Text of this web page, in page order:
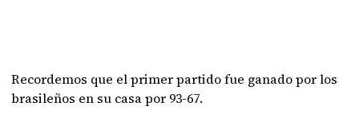
Recordemos que el primer partido fue ganado por los
brasileños en su casa por 93-67.